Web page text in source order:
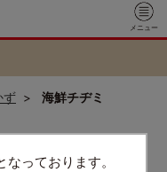
っております。
メニュー
ず > 海鮮チヂミ